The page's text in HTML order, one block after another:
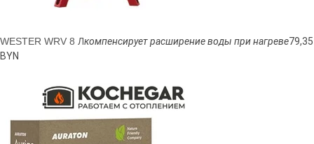
WESTER WRV 8 Лкомпенсирует расширение воды при нагреве79,35
BYN